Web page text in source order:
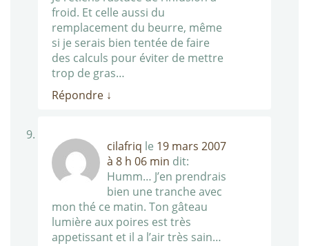
froid. Et celle aussi du
remplacement du beurre, même
si je serais bien tentée de faire
des calculs pour éviter de mettre
trop de gras…
Répondre ↓
cilafriq le 19 mars 2007
à 8 h 06 min dit:
Humm… J’en prendrais
bien une tranche avec
mon thé ce matin. Ton gâteau
lumière aux poires est très
appetissant et il a l’air très sain…